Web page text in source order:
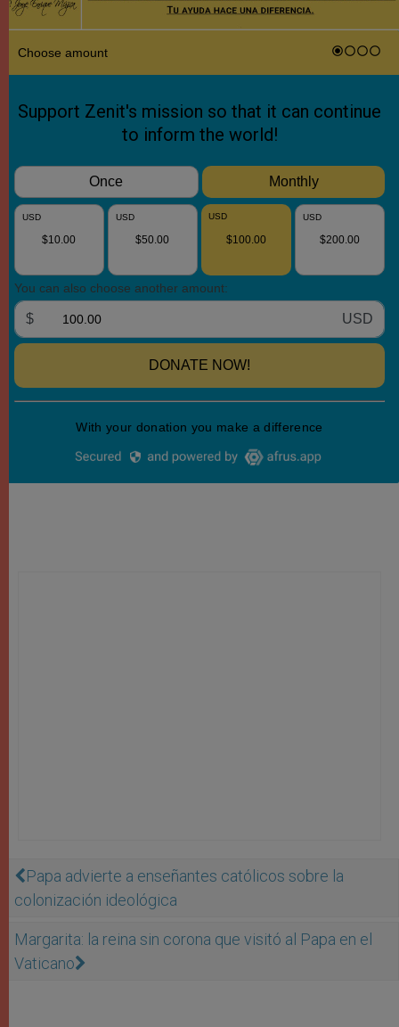
Papa advierte a enseñantes católicos sobre la
colonización ideológica
Margarita: la reina sin corona que visitó al Papa en el
Vaticano